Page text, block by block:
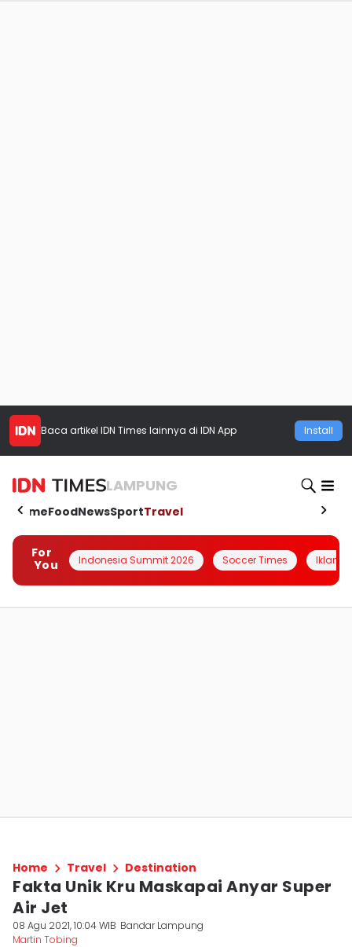
Baca artikel IDN Times lainnya di IDN App Install
LAMPUNG
HomeFoodNewsSportTravel
For
You
Indonesia Summit 2026 Soccer Times Iklanin
Home Travel Destination
Fakta Unik Kru Maskapai Anyar Super
Air Jet
08 Agu 2021, 10:04 WIB Bandar Lampung
Martin Tobing